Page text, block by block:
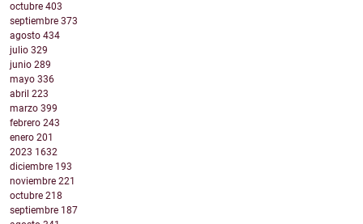
octubre 403
septiembre 373
agosto 434
julio 329
junio 289
mayo 336
abril 223
marzo 399
febrero 243
enero 201
2023 1632
diciembre 193
noviembre 221
octubre 218
septiembre 187